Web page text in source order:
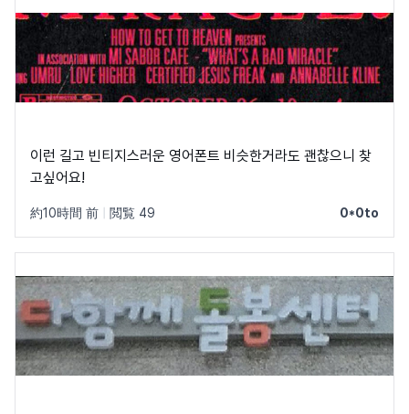
이런 길고 빈티지스러운 영어폰트 비슷한거라도 괜찮으니 찾
고싶어요!
約10時間 前 閲覧 49 0*0to